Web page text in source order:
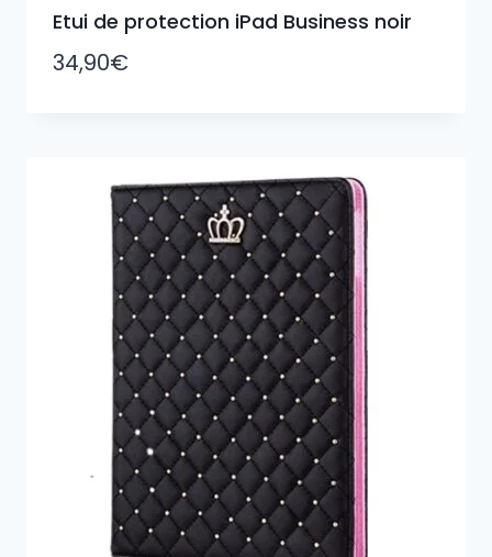
Etui de protection iPad Business noir
34,90€